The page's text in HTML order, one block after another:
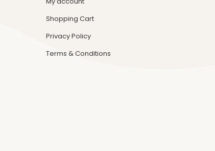
Shopping Cart
Privacy Policy
Terms & Conditions